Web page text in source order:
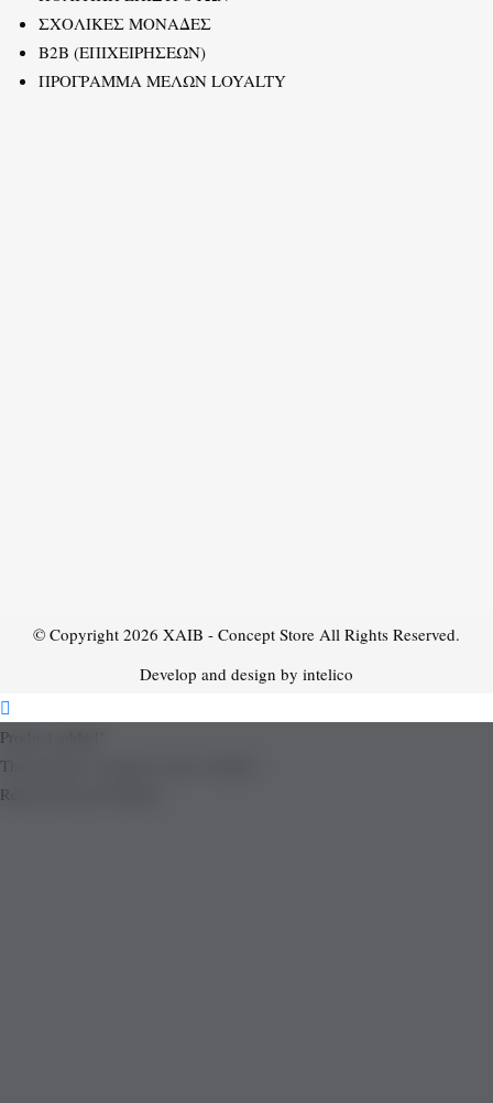
ΣΧΟΛΙΚΕΣ ΜΟΝΑΔΕΣ
B2B (ΕΠΙΧΕΙΡΗΣΕΩΝ)
ΠΡΟΓΡΑΜΜΑ ΜΕΛΩΝ LOYALTY
© Copyright 2026 XAIB - Concept Store All Rights Reserved.
Develop and design by intelico
Product added!
The product is already in the wishlist!
Removed from Wishlist